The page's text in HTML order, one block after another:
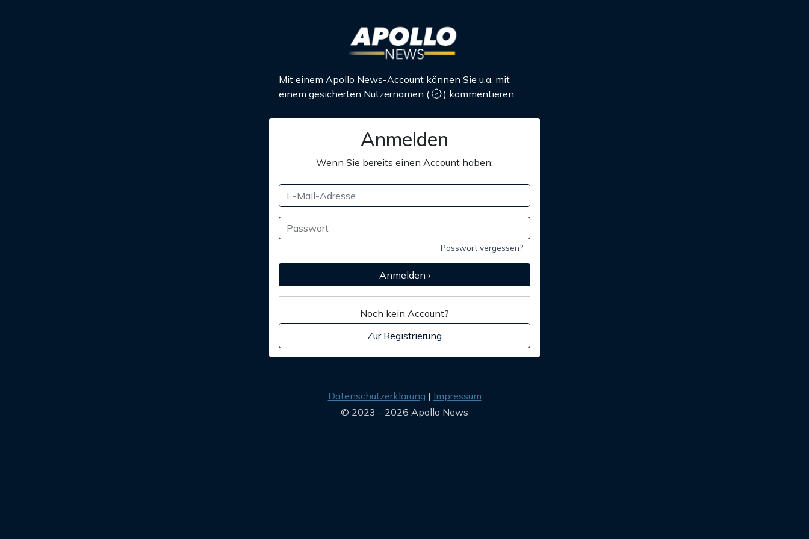
Mit einem Apollo News-Account können Sie u.a. mit
einem gesicherten Nutzernamen ( ) kommentieren.
Anmelden
Wenn Sie bereits einen Account haben:
Passwort vergessen?
Anmelden ›
Noch kein Account?
Zur Registrierung
Datenschutzerklärung
Impressum
© 2023 - 2026 Apollo News